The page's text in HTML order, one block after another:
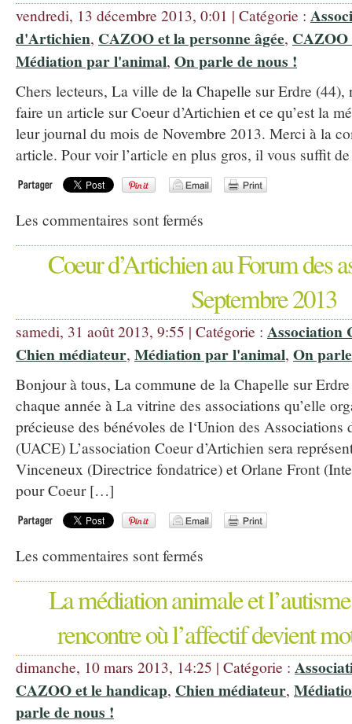
vendredi, 13 décembre 2013, 0:01 | Catégorie :
d'Artichien, CAZOO et la personne âgée, CAZOO
Médiation par l'animal, On parle de nous !
Chers lecteurs, La ville de la Chapelle sur Erdre (44),
faire un article sur Coeur d’Artichien et ce qu’est la
leur journal du mois de Novembre 2013. Merci à la
article. Pour voir l’article en plus gros, il vous suffit
Les commentaires sont fermés
Coeur d’Artichien au Forum des
Septembre 2013
samedi, 31 août 2013, 9:55 | Catégorie : Association
Chien médiateur, Médiation par l'animal, On
Bonjour à tous, La commune de la Chapelle sur
chaque année à La vitrine des associations qu’elle
précieuse des bénévoles de l‘Union des Associations
(UACE) L’association Coeur d’Artichien sera
Vinceneux (Directrice fondatrice) et Orlane Front
pour Coeur […]
Les commentaires sont fermés
La médiation animale et
rencontre où l’affectif devient
dimanche, 10 mars 2013, 14:25 | Catégorie :
CAZOO et le handicap, Chien médiateur,
parle de nous !